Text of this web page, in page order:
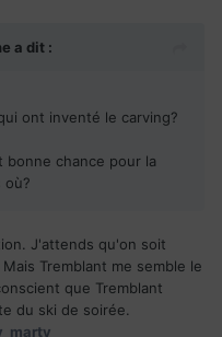
inondations de
aux sinistrés),
durant le processus de
bénévolat dans le
on nous incite à
pour que la compagnie
cash de chaque heure
de son choix.
a dit :
ont inventé le carving?
bonne chance pour la
où?
J'attends qu'on soit
Tremblant me semble le
que Tremblant
du ski de soirée.